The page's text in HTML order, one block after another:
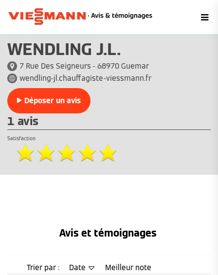
WENDLING J.L.
7 Rue Des Seigneurs - 68970 Guemar
wendling-jl.chauffagiste-viessmann.fr
Déposer un avis
1 avis
Satisfaction
Avis et témoignages
Trier par : Date Meilleur note